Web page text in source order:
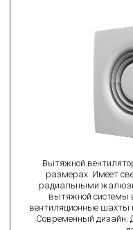
Вытяжной
размерах. Имеет
радиальными
вытяжной системы
вентиляционные шахты
Современный дизайн.